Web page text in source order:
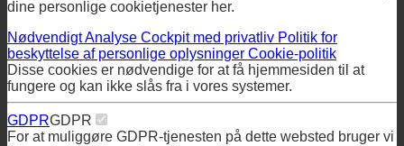
oplysninger i din browser, for det meste i form af cookies. Styr
dine personlige cookietjenester her.
NødvendigtAnalyseCockpit med privatlivPolitik for
beskyttelse af personlige oplysninger Cookie-politik
Disse cookies er nødvendige for at få hjemmesiden til at
fungere og kan ikke slås fra i vores systemer.
GDPRGDPR